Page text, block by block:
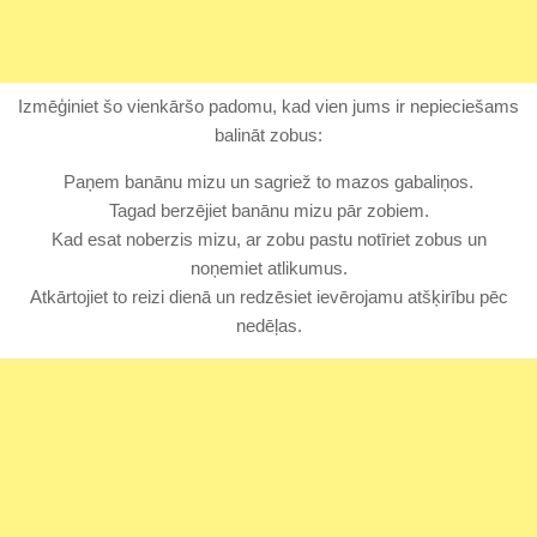
Izmēģiniet šo vienkāršo padomu, kad vien jums ir nepieciešams
balināt zobus:
Paņem banānu mizu un sagriež to mazos gabaliņos.
Tagad berzējiet banānu mizu pār zobiem.
Kad esat noberzis mizu, ar zobu pastu notīriet zobus un
noņemiet atlikumus.
Atkārtojiet to reizi dienā un redzēsiet ievērojamu atšķirību pēc
nedēļas.